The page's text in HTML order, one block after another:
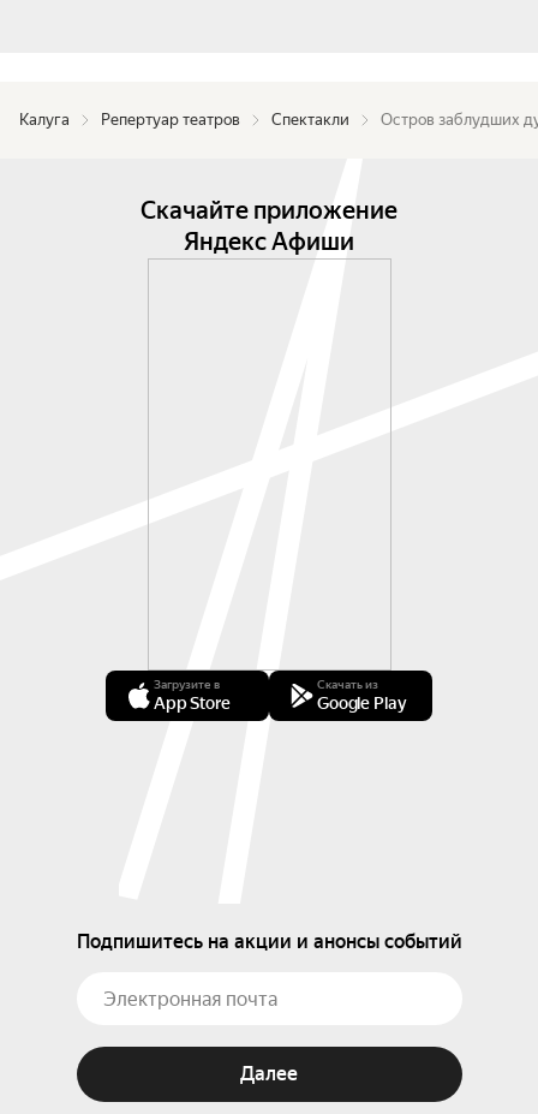
Калуга Репертуар театров Спектакли Остров заблудших
Скачайте приложение
Яндекс Афиши
Загрузите в
App Store
Скачать из
Google Play
Подпишитесь на акции и анонсы событий
Далее